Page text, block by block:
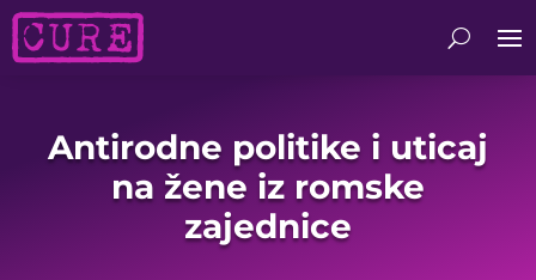
Antirodne politike i uticaj
na žene iz romske
zajednice